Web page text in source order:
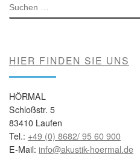
SUCHE
HIER FINDEN SIE UNS
HÖRMAL
Schloßstr. 5
83410 Laufen
Tel.: +49 (0) 8682/ 95 60 900
E-Mail: info@akustik-hoermal.de